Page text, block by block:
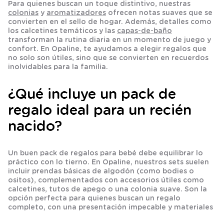
Para quienes buscan un toque distintivo, nuestras
colonias y aromatizadores ofrecen notas suaves que se
convierten en el sello de hogar. Además, detalles como
los calcetines temáticos y las capas-de-baño
transforman la rutina diaria en un momento de juego y
confort. En Opaline, te ayudamos a elegir regalos que
no solo son útiles, sino que se convierten en recuerdos
inolvidables para la familia.
¿Qué incluye un pack de
regalo ideal para un recién
nacido?
Un buen pack de regalos para bebé debe equilibrar lo
práctico con lo tierno. En Opaline, nuestros sets suelen
incluir prendas básicas de algodón (como bodies o
ositos), complementados con accesorios útiles como
calcetines, tutos de apego o una colonia suave. Son la
opción perfecta para quienes buscan un regalo
completo, con una presentación impecable y materiales